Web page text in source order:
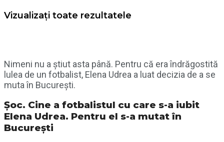
Vizualizați toate rezultatele
Nimeni nu a știut asta până. Pentru că era îndrăgostită
lulea de un fotbalist, Elena Udrea a luat decizia de a se
muta în București.
Șoc. Cine a fotbalistul cu care s-a iubit
Elena Udrea. Pentru el s-a mutat în
București